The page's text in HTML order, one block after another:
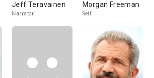
Jeff Teravainen
Narrator
Morgan Freeman
Self